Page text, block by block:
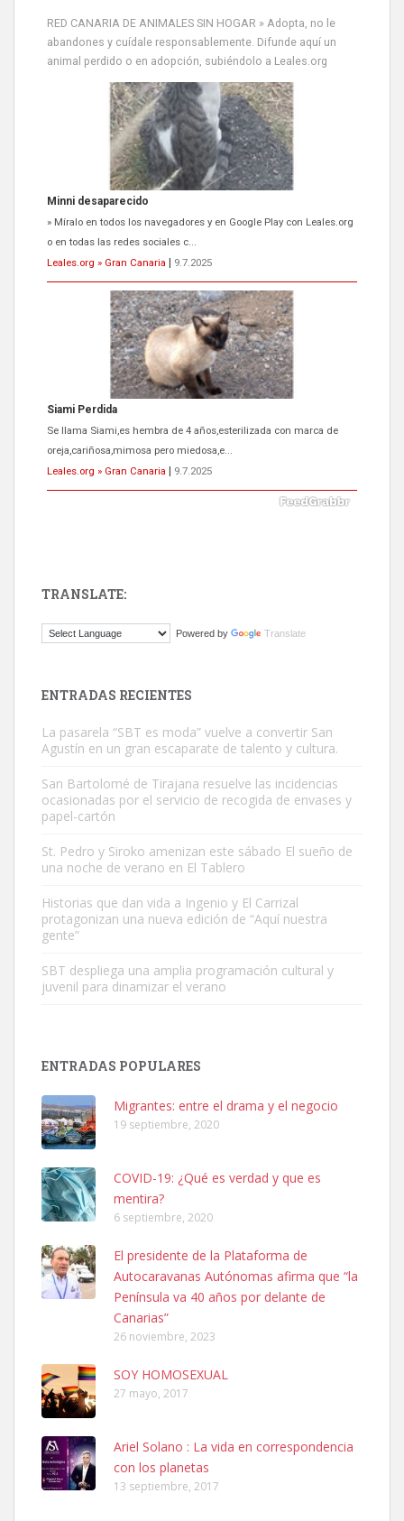
RED CANARIA DE ANIMALES SIN HOGAR » Adopta, no le
abandones y cuídale responsablemente. Difunde aquí un
animal perdido o en adopción, subiéndolo a Leales.org
Minni desaparecido
» Míralo en todos los navegadores y en Google Play con Leales.org
o en todas las redes sociales c...
Leales.org » Gran Canaria
9.7.2025
Siami Perdida
Se llama Siami,es hembra de 4 años,esterilizada con marca de
oreja,cariñosa,mimosa pero miedosa,e...
Leales.org » Gran Canaria
9.7.2025
El ayuntamiento se va a llevar a Los Gatos callejeros de la zona los
Gato manso encontrado
Este gato macho ha aparecido en la calle hace menos de un mes,
es muy manso y extremadamente cari...
Leales.org » Gran Canaria
SHIBA PERDIDO AVDA JOSE MESA Y LOPEZ
PERRO MACHO RAZA SHIBA CON MICROCHIP PERDIDO HOY
06/07/2025 ZONA MESA Y LOPEZ. ES MUY ASUSTADIZO
Leales.org » Gran Canaria
6.7.2025
Ninfa perdida
El día 5 se los perdió una ninfa papillera, asustada tiene miedo a la
calle, se perdió por la zon...
TRANSLATE:
Powered by Translate
ENTRADAS RECIENTES
La pasarela “SBT es moda” vuelve a convertir San
Agustín en un gran escaparate de talento y cultura.
San Bartolomé de Tirajana resuelve las incidencias
ocasionadas por el servicio de recogida de envases y
papel-cartón
St. Pedro y Siroko amenizan este sábado El sueño de
una noche de verano en El Tablero
Historias que dan vida a Ingenio y El Carrizal
protagonizan una nueva edición de “Aquí nuestra
gente”
SBT despliega una amplia programación cultural y
juvenil para dinamizar el verano
ENTRADAS POPULARES
Migrantes: entre el drama y el negocio
19 septiembre, 2020
COVID-19: ¿Qué es verdad y que es
mentira?
6 septiembre, 2020
El presidente de la Plataforma de
Autocaravanas Autónomas afirma que “la
Península va 40 años por delante de
Canarias”
26 noviembre, 2023
SOY HOMOSEXUAL
27 mayo, 2017
Ariel Solano : La vida en correspondencia
con los planetas
13 septiembre, 2017